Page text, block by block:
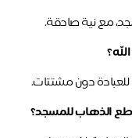
مع نية صادقة.
دون مشتتات.
للمسجد؟